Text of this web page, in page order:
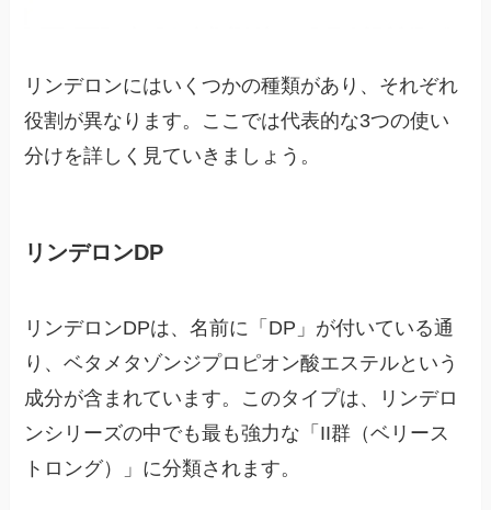
リンデロンにはいくつかの種類があり、それぞれ
役割が異なります。ここでは代表的な3つの使い
分けを詳しく見ていきましょう。
リンデロンDP
リンデロンDPは、名前に「DP」が付いている通
り、ベタメタゾンジプロピオン酸エステルという
成分が含まれています。このタイプは、リンデロ
ンシリーズの中でも最も強力な「II群（ベリース
トロング）」に分類されます。